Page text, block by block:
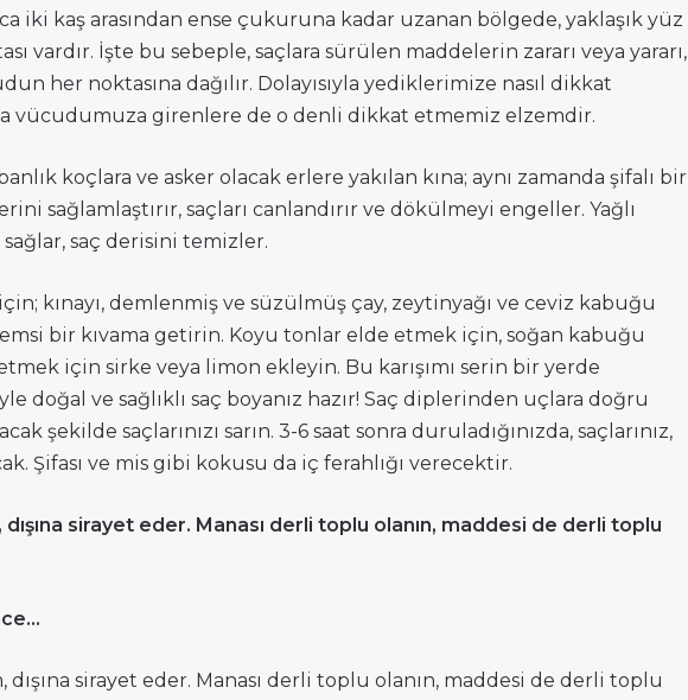
iki kaş arasından ense çukuruna kadar uzanan bölgede, yaklaşık yüz
vardır. İşte bu sebeple, saçlara sürülen maddelerin zararı veya yararı,
her noktasına dağılır. Dolayısıyla yediklerimize nasıl dikkat
vücudumuza girenlere de o denli dikkat etmemiz elzemdir.
koçlara ve asker olacak erlere yakılan kına; aynı zamanda şifalı bir
sağlamlaştırır, saçları canlandırır ve dökülmeyi engeller. Yağlı
saç derisini temizler.
için; kınayı, demlenmiş ve süzülmüş çay, zeytinyağı ve ceviz kabuğu
bir kıvama getirin. Koyu tonlar elde etmek için, soğan kabuğu
için sirke veya limon ekleyin. Bu karışımı serin bir yerde
doğal ve sağlıklı saç boyanız hazır! Saç diplerinden uçlara doğru
şekilde saçlarınızı sarın. 3-6 saat sonra duruladığınızda, saçlarınız,
Şifası ve mis gibi kokusu da iç ferahlığı verecektir.
dışına sirayet eder. Manası derli toplu olanın, maddesi de derli toplu
dışına sirayet eder. Manası derli toplu olanın, maddesi de derli toplu